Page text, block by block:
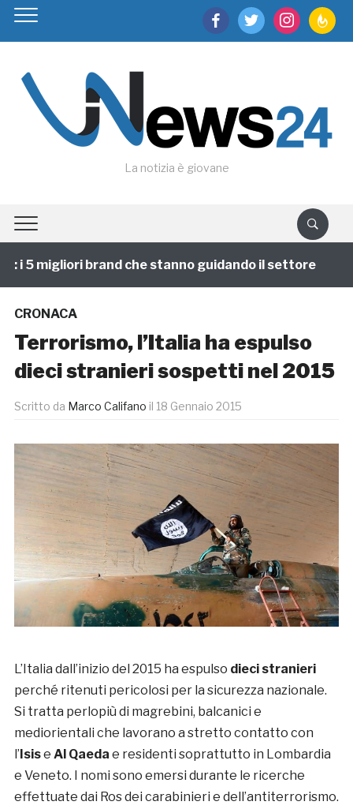
facebooktwitter instagram
La notizia è giovane
5 migliori brand che stanno guidando il settore
CRONACA
Terrorismo, l’Italia ha espulso
dieci stranieri sospetti nel 2015
Scritto da Marco Califano il 18 Gennaio 2015
L’Italia dall’inizio del 2015 ha espulso dieci stranieri
perché ritenuti pericolosi per la sicurezza nazionale.
Si tratta perlopiù di magrebini, balcanici e
mediorientali che lavorano a stretto contatto con
l’Isise Al Qaeda e residenti soprattutto in Lombardia
e Veneto. I nomi sono emersi durante le ricerche
effettuate dai Ros dei carabinieri e dell’antiterrorismo.